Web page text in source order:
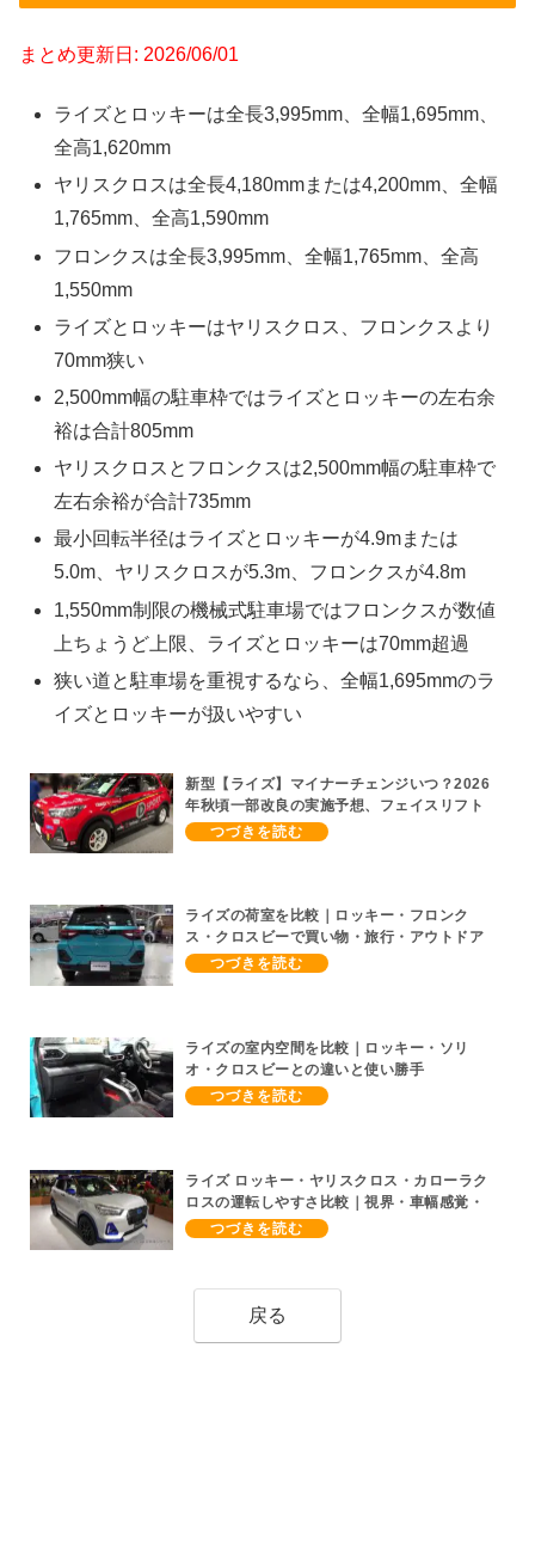
まとめ更新日: 2026/06/01
ライズとロッキーは全長3,995mm、全幅1,695mm、
全高1,620mm
ヤリスクロスは全長4,180mmまたは4,200mm、全幅
1,765mm、全高1,590mm
フロンクスは全長3,995mm、全幅1,765mm、全高
1,550mm
ライズとロッキーはヤリスクロス、フロンクスより
70mm狭い
2,500mm幅の駐車枠ではライズとロッキーの左右余
裕は合計805mm
ヤリスクロスとフロンクスは2,500mm幅の駐車枠で
左右余裕が合計735mm
最小回転半径はライズとロッキーが4.9mまたは
5.0m、ヤリスクロスが5.3m、フロンクスが4.8m
1,550mm制限の機械式駐車場ではフロンクスが数値
上ちょうど上限、ライズとロッキーは70mm超過
狭い道と駐車場を重視するなら、全幅1,695mmのラ
イズとロッキーが扱いやすい
新型【ライズ】マイナーチェンジいつ？2026
年秋頃一部改良の実施予想、フェイスリフト
期待、受注停止まだ？納期2～3ヵ月に短縮
だ、フルモデルチェンジはトヨタが介入か
ライズの荷室を比較｜ロッキー・フロンク
ス・クロスビーで買い物・旅行・アウトドア
向きが違う
ライズの室内空間を比較｜ロッキー・ソリ
オ・クロスビーとの違いと使い勝手
ライズ ロッキー・ヤリスクロス・カローラク
ロスの運転しやすさ比較｜視界・車幅感覚・
取り回しで選ぶなら
戻る